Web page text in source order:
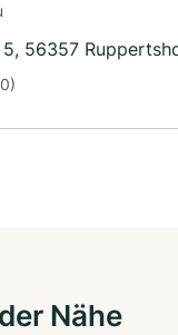
56357
Nähe